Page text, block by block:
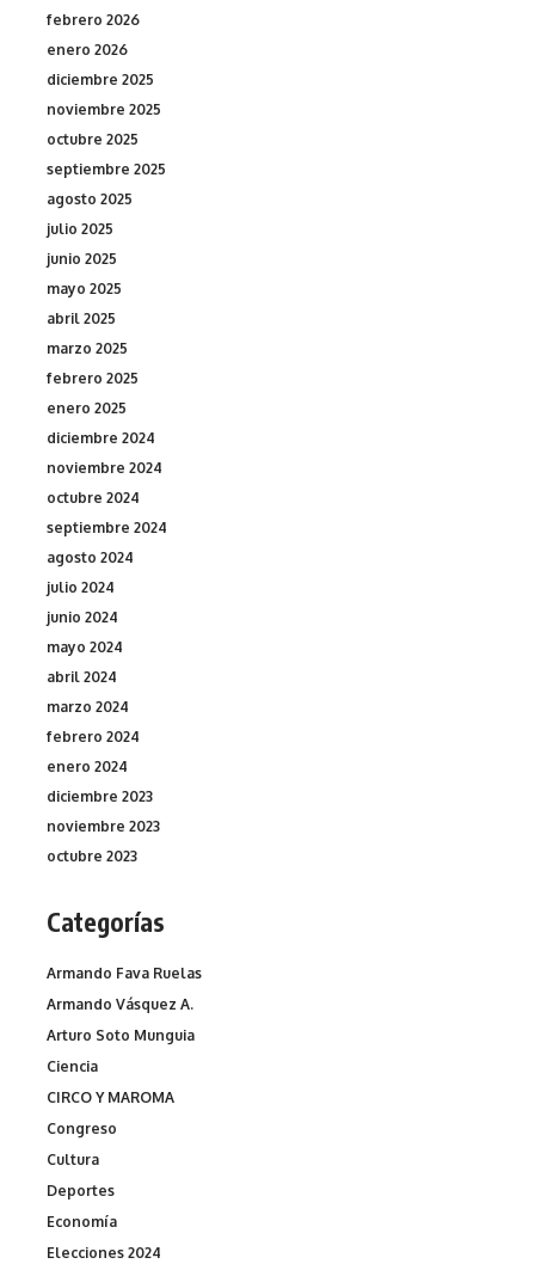
febrero 2026
enero 2026
diciembre 2025
noviembre 2025
octubre 2025
septiembre 2025
agosto 2025
julio 2025
junio 2025
mayo 2025
abril 2025
marzo 2025
febrero 2025
enero 2025
diciembre 2024
noviembre 2024
octubre 2024
septiembre 2024
agosto 2024
julio 2024
junio 2024
mayo 2024
abril 2024
marzo 2024
febrero 2024
enero 2024
diciembre 2023
noviembre 2023
octubre 2023
Categorías
Armando Fava Ruelas
Armando Vásquez A.
Arturo Soto Munguia
Ciencia
CIRCO Y MAROMA
Congreso
Cultura
Deportes
Economía
Elecciones 2024